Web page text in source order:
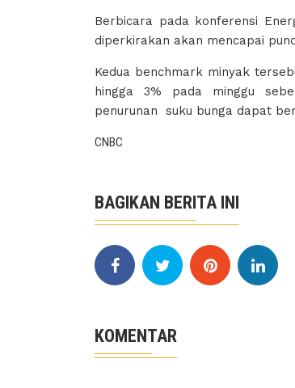
Berbicara pada konferensi
diperkirakan akan mencapai
Kedua benchmark minyak
hingga 3% pada minggu
penurunan suku bunga dapat
CNBC
BAGIKAN BERITA INI
KOMENTAR